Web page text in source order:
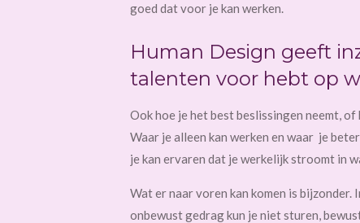
goed dat voor je kan werken.
Human Design geeft
talenten voor hebt op
Ook hoe je het best beslissingen neemt, of
Waar je alleen kan werken en waar je
je kan ervaren dat je werkelijk stroomt in
Wat er naar voren kan komen is bijzonder.
onbewust gedrag kun je niet sturen,